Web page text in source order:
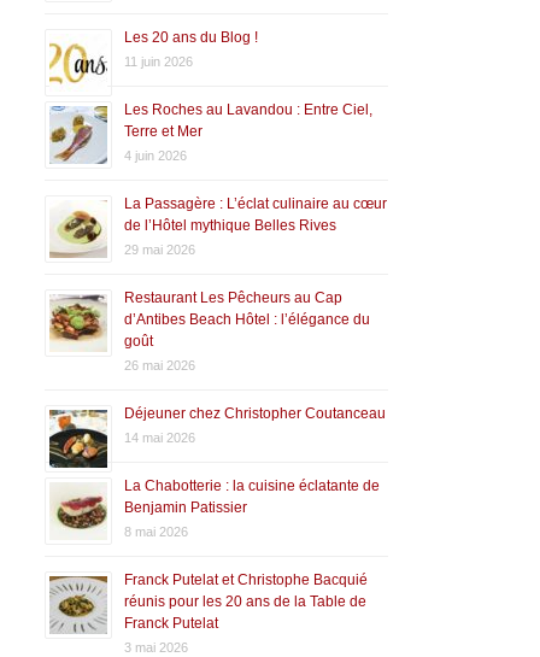
Les 20 ans du Blog !
11 juin 2026
Les Roches au Lavandou : Entre Ciel,
Terre et Mer
4 juin 2026
La Passagère : L’éclat culinaire au cœur
de l’Hôtel mythique Belles Rives
29 mai 2026
Restaurant Les Pêcheurs au Cap
d’Antibes Beach Hôtel : l’élégance du
goût
26 mai 2026
Déjeuner chez Christopher Coutanceau
14 mai 2026
La Chabotterie : la cuisine éclatante de
Benjamin Patissier
8 mai 2026
Franck Putelat et Christophe Bacquié
réunis pour les 20 ans de la Table de
Franck Putelat
3 mai 2026